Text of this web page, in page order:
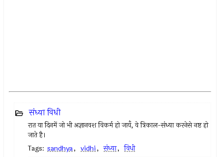
संध्या विधी
रात या दिनमें जो भी अज्ञानवश विकर्म हो जायँ, वे त्रिकाल-संध्या करनेसे नष्ट हो
जाते है।
Tags: sandhya, vidhi, संध्या, विधी